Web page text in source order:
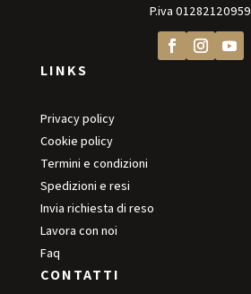
P.iva01282120959
LINKS
Privacy policy
Cookie policy
Termini e condizioni
Spedizioni e resi
Invia richiesta di reso
Lavora con noi
Faq
CONTATTI